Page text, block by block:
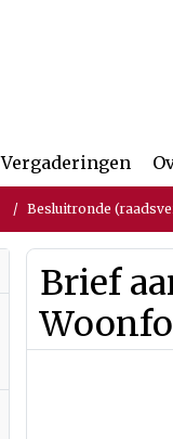
Vergaderingen
Besluitronde
Brief